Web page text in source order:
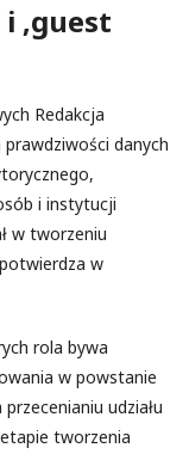
‚guest
Redakcja
danych
i instytucji
w tworzeniu
w
rola bywa
w powstanie
udziału
tworzenia